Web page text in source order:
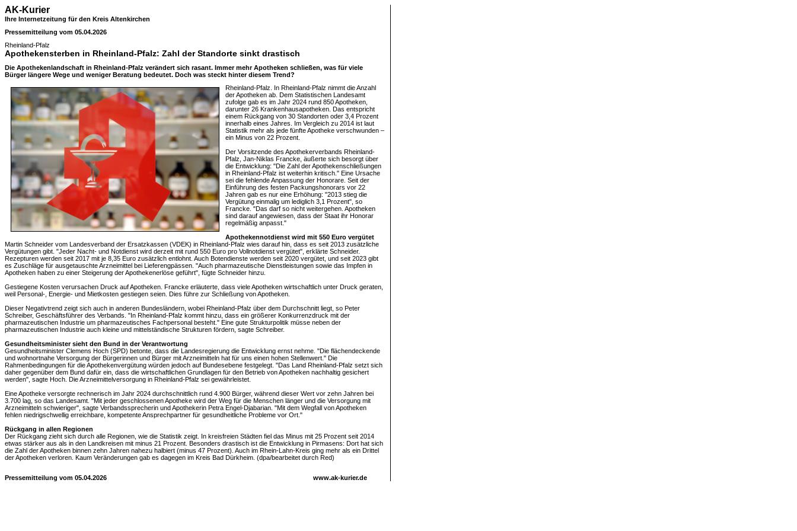
AK-Kurier
Ihre Internetzeitung für den Kreis Altenkirchen
Pressemitteilung vom 05.04.2026
Rheinland-Pfalz
Apothekensterben in Rheinland-Pfalz: Zahl der Standorte sinkt drastisch
Die Apothekenlandschaft in Rheinland-Pfalz verändert sich rasant. Immer mehr Apotheken schließen, was für viele
Bürger längere Wege und weniger Beratung bedeutet. Doch was steckt hinter diesem Trend?
Rheinland-Pfalz. In Rheinland-Pfalz nimmt die Anzahl
der Apotheken ab. Dem Statistischen Landesamt
zufolge gab es im Jahr 2024 rund 850 Apotheken,
darunter 26 Krankenhausapotheken. Das entspricht
einem Rückgang von 30 Standorten oder 3,4 Prozent
innerhalb eines Jahres. Im Vergleich zu 2014 ist laut
Statistik mehr als jede fünfte Apotheke verschwunden –
ein Minus von 22 Prozent.
Der Vorsitzende des Apothekerverbands Rheinland-
Pfalz, Jan-Niklas Francke, äußerte sich besorgt über
die Entwicklung: "Die Zahl der Apothekenschließungen
in Rheinland-Pfalz ist weiterhin kritisch." Eine Ursache
sei die fehlende Anpassung der Honorare. Seit der
Einführung des festen Packungshonorars vor 22
Jahren gab es nur eine Erhöhung: "2013 stieg die
Vergütung einmalig um lediglich 3,1 Prozent", so
Francke. "Das darf so nicht weitergehen. Apotheken
sind darauf angewiesen, dass der Staat ihr Honorar
regelmäßig anpasst."
Apothekennotdienst wird mit 550 Euro vergütet
Martin Schneider vom Landesverband der Ersatzkassen (VDEK) in Rheinland-Pfalz wies darauf hin, dass es seit 2013 zusätzliche
Vergütungen gibt. "Jeder Nacht- und Notdienst wird derzeit mit rund 550 Euro pro Vollnotdienst vergütet", erklärte Schneider.
Rezepturen werden seit 2017 mit je 8,35 Euro zusätzlich entlohnt. Auch Botendienste werden seit 2020 vergütet, und seit 2023 gibt
es Zuschläge für ausgetauschte Arzneimittel bei Lieferengpässen. "Auch pharmazeutische Dienstleistungen sowie das Impfen in
Apotheken haben zu einer Steigerung der Apothekenerlöse geführt", fügte Schneider hinzu.
Gestiegene Kosten verursachen Druck auf Apotheken. Francke erläuterte, dass viele Apotheken wirtschaftlich unter Druck geraten,
weil Personal-, Energie- und Mietkosten gestiegen seien. Dies führe zur Schließung von Apotheken.
Dieser Negativtrend zeigt sich auch in anderen Bundesländern, wobei Rheinland-Pfalz über dem Durchschnitt liegt, so Peter
Schreiber, Geschäftsführer des Verbands. "In Rheinland-Pfalz kommt hinzu, dass ein größerer Konkurrenzdruck mit der
pharmazeutischen Industrie um pharmazeutisches Fachpersonal besteht." Eine gute Strukturpolitik müsse neben der
pharmazeutischen Industrie auch kleine und mittelständische Strukturen fördern, sagte Schreiber.
Gesundheitsminister sieht den Bund in der Verantwortung
Gesundheitsminister Clemens Hoch (SPD) betonte, dass die Landesregierung die Entwicklung ernst nehme. "Die flächendeckende
und wohnortnahe Versorgung der Bürgerinnen und Bürger mit Arzneimitteln hat für uns einen hohen Stellenwert." Die
Rahmenbedingungen für die Apothekenvergütung würden jedoch auf Bundesebene festgelegt. "Das Land Rheinland-Pfalz setzt sich
daher gegenüber dem Bund dafür ein, dass die wirtschaftlichen Grundlagen für den Betrieb von Apotheken nachhaltig gesichert
werden", sagte Hoch. Die Arzneimittelversorgung in Rheinland-Pfalz sei gewährleistet.
Eine Apotheke versorgte rechnerisch im Jahr 2024 durchschnittlich rund 4.900 Bürger, während dieser Wert vor zehn Jahren bei
3.700 lag, so das Landesamt. "Mit jeder geschlossenen Apotheke wird der Weg für die Menschen länger und die Versorgung mit
Arzneimitteln schwieriger", sagte Verbandssprecherin und Apothekerin Petra Engel-Djabarian. "Mit dem Wegfall von Apotheken
fehlen niedrigschwellig erreichbare, kompetente Ansprechpartner für gesundheitliche Probleme vor Ort."
Rückgang in allen Regionen
Der Rückgang zieht sich durch alle Regionen, wie die Statistik zeigt. In kreisfreien Städten fiel das Minus mit 25 Prozent seit 2014
etwas stärker aus als in den Landkreisen mit minus 21 Prozent. Besonders drastisch ist die Entwicklung in Pirmasens: Dort hat sich
die Zahl der Apotheken binnen zehn Jahren nahezu halbiert (minus 47 Prozent). Auch im Rhein-Lahn-Kreis ging mehr als ein Drittel
der Apotheken verloren. Kaum Veränderungen gab es dagegen im Kreis Bad Dürkheim. (dpa/bearbeitet durch Red)
Pressemitteilung vom 05.04.2026 www.ak-kurier.de